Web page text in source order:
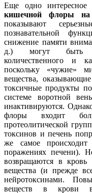
Еще одно интересное
кишечной флоры на
показывают
познавательной
снижение памяти
д.) могут быть
количественного и
поскольку «чужие»
вещества,
токсичные продукты
системе воротной
инактивируются.
флоры входит
протеолитической
токсинов и печень
же самое происходит
поражениях печени).
возвращаются в
вещества (и прежде
нейротоксинами.
веществ в крови